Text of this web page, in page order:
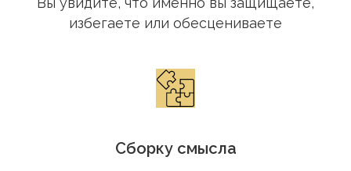
избегаете или обесцениваете
Сборку смысла